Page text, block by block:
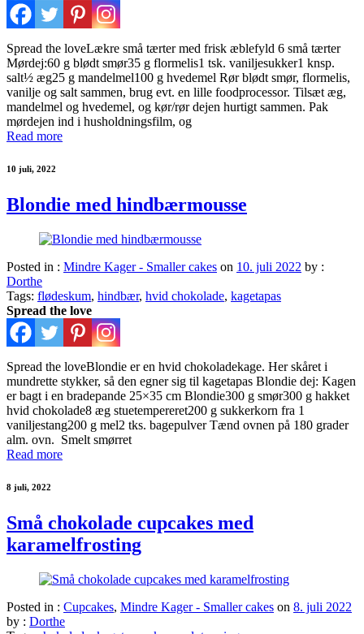
Spread the loveLækre små tærter med frisk æblefyld 6 små tærter
Mørdej:60 g blødt smør35 g flormelis1 tsk. vaniljesukker1 knsp.
salt½ æg25 g mandelmel100 g hvedemel Rør blødt smør, flormelis,
vanilje og salt sammen, brug evt. en lille foodprocessor. Tilsæt æg,
mandelmel og hvedemel, og kør/rør dejen hurtigt sammen. Pak
mørdejen ind i husholdningsfilm, og
Read more
10 juli, 2022
Blondie med hindbærmousse
Posted in : Mindre Kager - Smaller cakes on 10. juli 2022 by :
Dorthe
Tags: flødeskum, hindbær, hvid chokolade, kagetapas
Spread the love
Spread the loveBlondie er en hvid chokoladekage. Her skåret i
mundrette stykker, så den egner sig til kagetapas Blondie dej: Kagen
er bagt i en bradepande 25×35 cm Blondie300 g smør300 g hakket
hvid chokolade8 æg stuetempereret200 g sukkerkorn fra 1
vaniljestang200 g mel2 tks. bagepulver Tænd ovnen på 180 grader
alm. ovn. Smelt smørret
Read more
8 juli, 2022
Små chokolade cupcakes med
karamelfrosting
Posted in : Cupcakes, Mindre Kager - Smaller cakes on 8. juli 2022
by : Dorthe